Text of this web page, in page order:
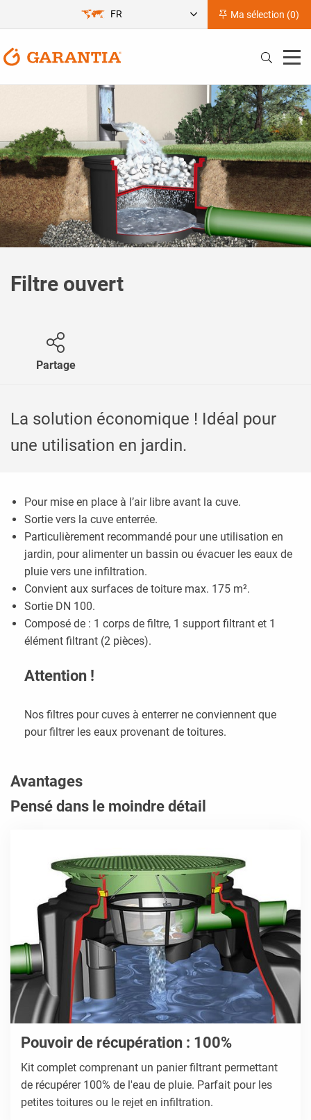
Ma sélection (0)
FR
Filtre ouvert
Partage
La solution économique ! Idéal pour
une utilisation en jardin.
Pour mise en place à l’air libre avant la cuve.
Sortie vers la cuve enterrée.
Particulièrement recommandé pour une utilisation en
jardin, pour alimenter un bassin ou évacuer les eaux de
pluie vers une infiltration.
Convient aux surfaces de toiture max. 175 m².
Sortie DN 100.
Composé de : 1 corps de filtre, 1 support filtrant et 1
élément filtrant (2 pièces).
Attention !
Nos filtres pour cuves à enterrer ne conviennent que
pour filtrer les eaux provenant de toitures.
Avantages
Pensé dans le moindre détail
Pouvoir de récupération : 100%
Kit complet comprenant un panier filtrant permettant
de récupérer 100% de l'eau de pluie. Parfait pour les
petites toitures ou le rejet en infiltration.